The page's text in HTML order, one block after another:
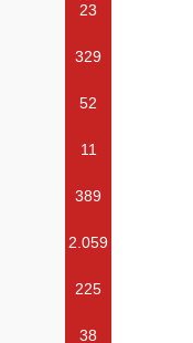
23
329
52
11
389
2.059
225
38